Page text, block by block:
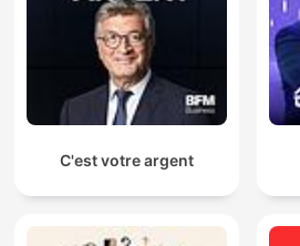
C'est votre argent